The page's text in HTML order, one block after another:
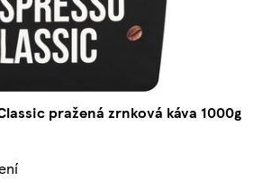
pražená zrnková káva 1000g